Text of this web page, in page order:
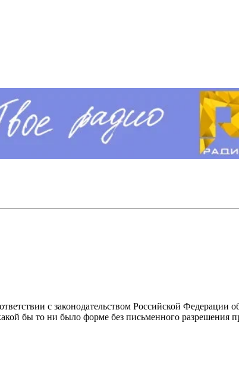
с законодательством Российской Федерации
бы то ни было форме без письменного разрешения